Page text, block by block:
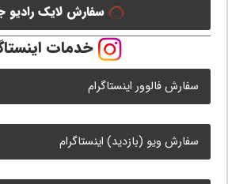
سفارش لایک رادیو
خدمات
سفارش فالوور اینستاگرام
سفارش ویو (بازدید) اینستاگرام